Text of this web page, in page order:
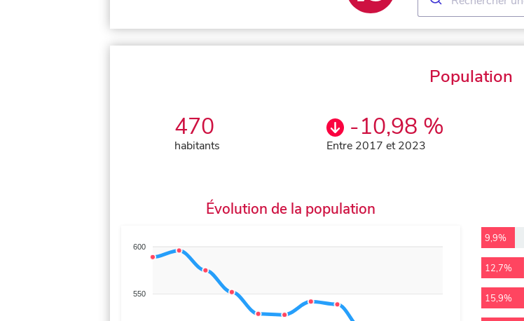
Population
470
habitants
-10,98 %
Entre 2017 et 2023
Évolution de la population
600
550
9,9%
12,7%
15,9%